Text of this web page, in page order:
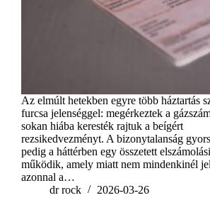
Az elmúlt hetekben egyre több háztartás
furcsa jelenséggel: megérkeztek a
sokan hiába keresték rajtuk a beígért
rezsikedvezményt. A bizonytalanság
pedig a háttérben egy összetett
működik, amely miatt nem mindenkinél
azonnal a…
dr rock
2026-03-26